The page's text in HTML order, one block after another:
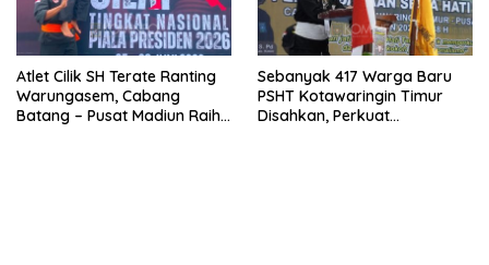
Atlet Cilik SH Terate Ranting
Warungasem, Cabang
Batang – Pusat Madiun Raih
Sebanyak 417 Warga Baru
PSHT Kotawaringin Timur
Disahkan, Perkuat